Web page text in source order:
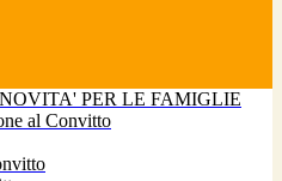
PER LE FAMIGLIE
al Convitto